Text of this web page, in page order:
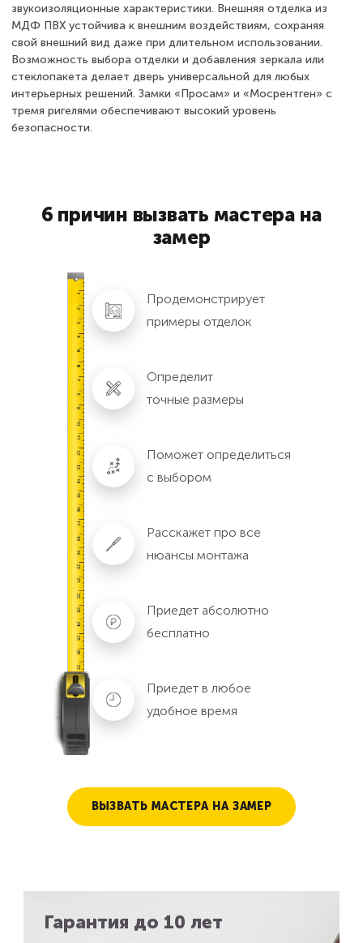
звукоизоляционные характеристики. Внешняя отделка из
МДФ ПВХ устойчива к внешним воздействиям, сохраняя
свой внешний вид даже при длительном использовании.
Возможность выбора отделки и добавления зеркала или
стеклопакета делает дверь универсальной для любых
интерьерных решений. Замки «Просам» и «Мосрентген» с
тремя ригелями обеспечивают высокий уровень
безопасности.
6 причин вызвать мастера на
замер
Продемонстрирует
примеры отделок
Определит
точные размеры
Поможет определиться
с выбором
Расскажет про все
нюансы монтажа
Приедет абсолютно
бесплатно
Приедет в любое
удобное время
ВЫЗВАТЬ МАСТЕРА НА ЗАМЕР
Гарантия до 10 лет